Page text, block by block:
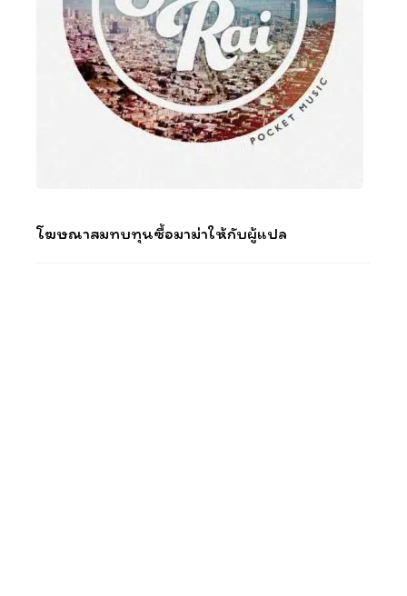
โฆษณาสมทบทุนซื้อมาม่าให้กับผู้แปล